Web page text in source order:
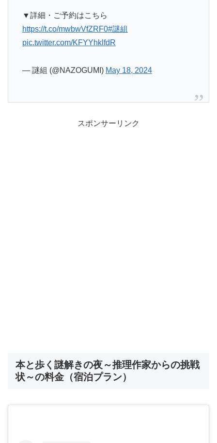
▼詳細・ご予約はこちら
https://t.co/mwbwVfZRF0#謎組
pic.twitter.com/KFYYhklfdR
— 謎組 (@NAZOGUMI) May 18, 2024
スポンサーリンク
本と歩く謎解きの夜～推理作家からの挑戦
状～の料金（宿泊プラン）